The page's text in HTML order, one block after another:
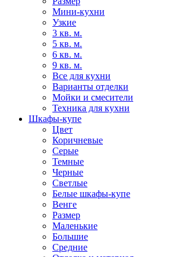
Мини-кухни
Узкие
3 кв. м.
5 кв. м.
6 кв. м.
9 кв. м.
Все для кухни
Варианты отделки
Мойки и смесители
Техника для кухни
Шкафы-купе
Цвет
Коричневые
Серые
Темные
Черные
Светлые
Белые шкафы-купе
Венге
Размер
Маленькие
Большие
Средние